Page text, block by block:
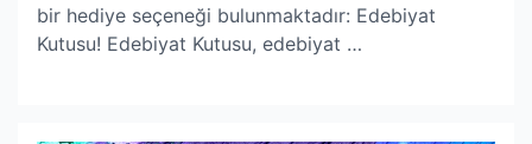
bir hediye seçeneği bulunmaktadır: Edebiyat
Kutusu! Edebiyat Kutusu, edebiyat …